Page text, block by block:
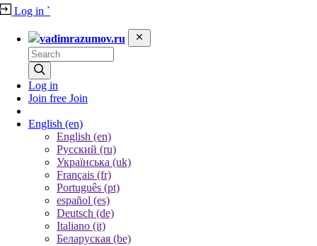
Log in `
vadimrazumov.ru
Log in
Join free Join
English (en)
English (en)
Русский (ru)
Українська (uk)
Français (fr)
Português (pt)
español (es)
Deutsch (de)
Italiano (it)
Беларуская (be)